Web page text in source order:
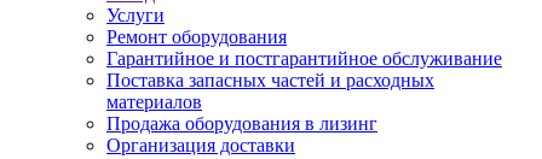
Услуги
Ремонт оборудования
Гарантийное и постгарантийное обслуживание
Поставка запасных частей и расходных
материалов
Продажа оборудования в лизинг
Организация доставки